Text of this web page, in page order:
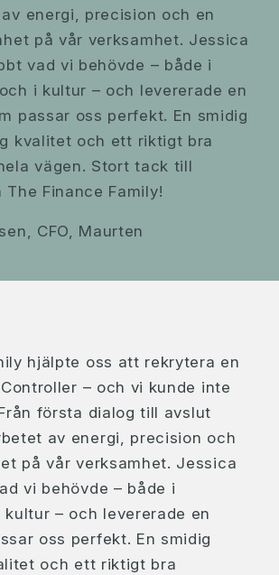
energi, precision och en
på vår verksamhet. Jessica
vad vi behövde – både i
i kultur – och levererade en
passar oss perfekt. En smidig
kvalitet och ett riktigt bra
vägen. Stort tack till
Finance Family!
CFO, Maurten
hjälpte oss att rekrytera en
– och vi kunde inte
första dialog till avslut
av energi, precision och
på vår verksamhet. Jessica
vi behövde – både i
– och levererade en
oss perfekt. En smidig
och ett riktigt bra